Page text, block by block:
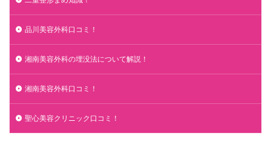
品川美容外科口コミ！
湘南美容外科の埋没法について解説！
湘南美容外科口コミ！
聖心美容クリニック口コミ！